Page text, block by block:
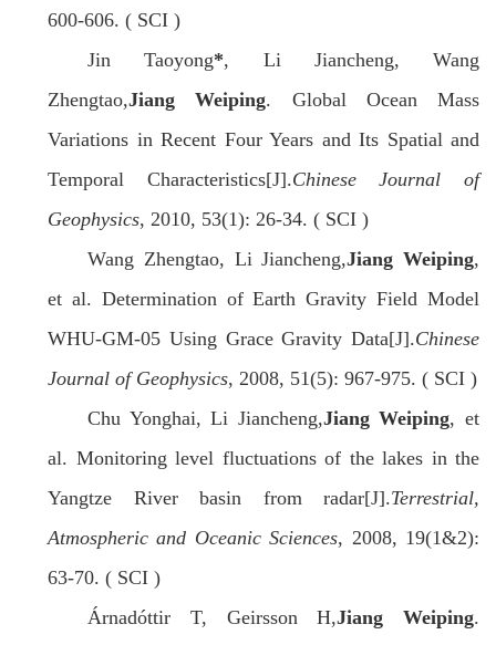
600-606. ( SCI )
Jin Taoyong*, Li Jiancheng, Wang
Zhengtao,Jiang Weiping. Global Ocean Mass
Variations in Recent Four Years and Its Spatial and
Temporal Characteristics[J].Chinese Journal of
Geophysics, 2010, 53(1): 26-34. ( SCI )
Wang Zhengtao, Li Jiancheng,Jiang Weiping,
et al. Determination of Earth Gravity Field Model
WHU-GM-05 Using Grace Gravity Data[J].Chinese
Journal of Geophysics, 2008, 51(5): 967-975. ( SCI )
Chu Yonghai, Li Jiancheng,Jiang Weiping, et
al. Monitoring level fluctuations of the lakes in the
Yangtze River basin from radar[J].Terrestrial,
Atmospheric and Oceanic Sciences, 2008, 19(1&2):
63-70. ( SCI )
Árnadóttir T, Geirsson H,Jiang Weiping.